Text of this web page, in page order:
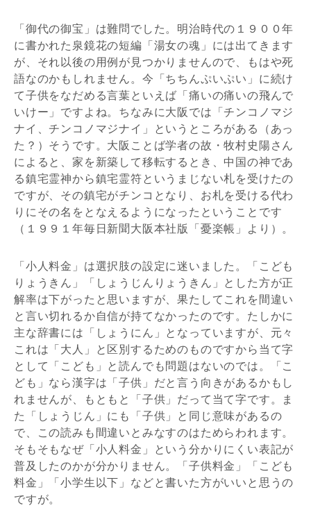
「御代の御宝」は難問でした。明治時代の１９００年
に書かれた泉鏡花の短編「湯女の魂」には出てきます
が、それ以後の用例が見つかりませんので、もはや死
語なのかもしれません。今「ちちんぷいぷい」に続け
て子供をなだめる言葉といえば「痛いの痛いの飛んで
いけー」ですよね。ちなみに大阪では「チンコノマジ
ナイ、チンコノマジナイ」というところがある（あっ
た？）そうです。大阪ことば学者の故・牧村史陽さん
によると、家を新築して移転するとき、中国の神であ
る鎮宅霊神から鎮宅霊符というまじない札を受けたの
ですが、その鎮宅がチンコとなり、お札を受ける代わ
りにその名をとなえるようになったということです
（１９９１年毎日新聞大阪本社版「憂楽帳」より）。
「小人料金」は選択肢の設定に迷いました。「こども
りょうきん」「しょうじんりょうきん」とした方が正
解率は下がったと思いますが、果たしてこれを間違い
と言い切れるか自信が持てなかったのです。たしかに
主な辞書には「しょうにん」となっていますが、元々
これは「大人」と区別するためのものですから当て字
として「こども」と読んでも問題はないのでは。「こ
ども」なら漢字は「子供」だと言う向きがあるかもし
れませんが、もともと「子供」だって当て字です。ま
た「しょうじん」にも「子供」と同じ意味があるの
で、この読みも間違いとみなすのはためらわれます。
そもそもなぜ「小人料金」という分かりにくい表記が
普及したのかが分かりません。「子供料金」「こども
料金」「小学生以下」などと書いた方がいいと思うの
ですが。